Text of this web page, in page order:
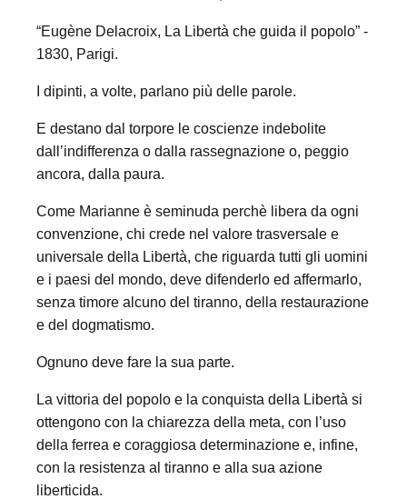
“Eugène Delacroix, La Libertà che guida il popolo” -
1830, Parigi.
I dipinti, a volte, parlano più delle parole.
E destano dal torpore le coscienze indebolite
dall’indifferenza o dalla rassegnazione o, peggio
ancora, dalla paura.
Come Marianne è seminuda perchè libera da ogni
convenzione, chi crede nel valore trasversale e
universale della Libertà, che riguarda tutti gli uomini
e i paesi del mondo, deve difenderlo ed affermarlo,
senza timore alcuno del tiranno, della restaurazione
e del dogmatismo.
Ognuno deve fare la sua parte.
La vittoria del popolo e la conquista della Libertà si
ottengono con la chiarezza della meta, con l’uso
della ferrea e coraggiosa determinazione e, infine,
con la resistenza al tiranno e alla sua azione
liberticida.